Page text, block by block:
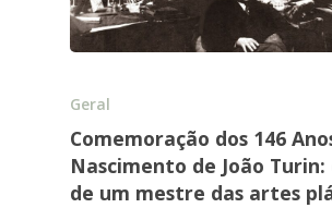
Geral
Comemoração dos 146
Nascimento de João Turin:
de um mestre das artes